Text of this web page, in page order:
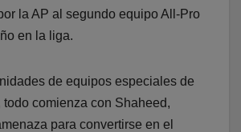
la AP al segundo equipo All-Pro
en la liga.
de equipos especiales de
todo comienza con Shaheed,
para convertirse en el